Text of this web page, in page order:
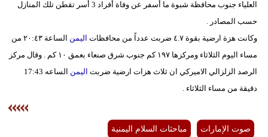
العلياء جنوب محافظة شبوة ما أسفر عن وفاة أفراد 3 أسر تقطن تلك المنازل
حسب المصادر .
وكانت هزة ارضية بقوة ٤.٧ ضربت عدداً من محافظات
اليمن
الساعة ٢٠:٤٣ من
مساء اليوم الثلاثاء ومركزها ١٩٧ كم جنوب شرق صنعاء بعمق ١٠ كم . وقال مركز
الرصد الزلزالي الاميركي ان ثلاث هزات ارضية ضربت اليمن
الساعه 17:43
دقيقة من مساء الثلاثاء .
صوت الإمارات مباحثات السلام اليمنية